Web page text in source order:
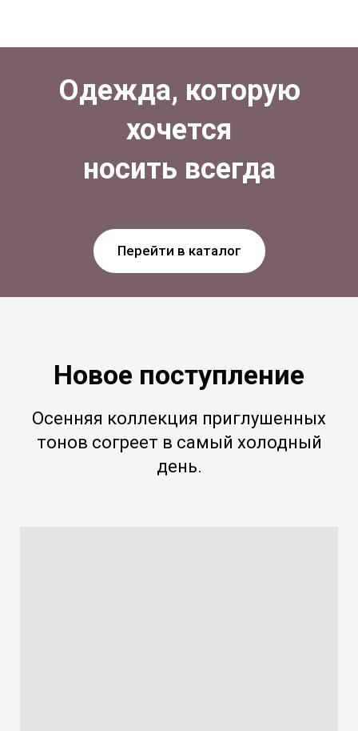
Одежда, которую
хочется
носить всегда
Перейти в каталог
Новое поступление
Осенняя коллекция приглушенных
тонов согреет в самый холодный
день.